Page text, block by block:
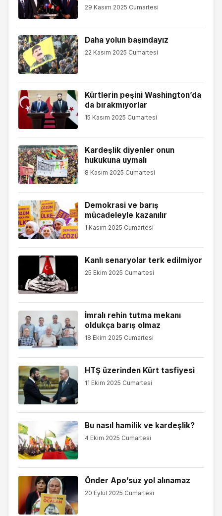
29 Kasım 2025 Cumartesi
Daha yolun başındayız
22 Kasım 2025 Cumartesi
Kürtlerin peşini Washington’da
da bırakmıyorlar
15 Kasım 2025 Cumartesi
Kardeşlik diyenler onun
hukukuna uymalı
8 Kasım 2025 Cumartesi
Demokrasi ve barış
mücadeleyle kazanılır
1 Kasım 2025 Cumartesi
Kanlı senaryolar terk edilmiyor
25 Ekim 2025 Cumartesi
İmralı rehin tutma mekanı
oldukça barış olmaz
18 Ekim 2025 Cumartesi
HTŞ üzerinden Kürt tasfiyesi
11 Ekim 2025 Cumartesi
Bu nasıl hamilik ve kardeşlik?
4 Ekim 2025 Cumartesi
Önder Apo’suz yol alınamaz
20 Eylül 2025 Cumartesi